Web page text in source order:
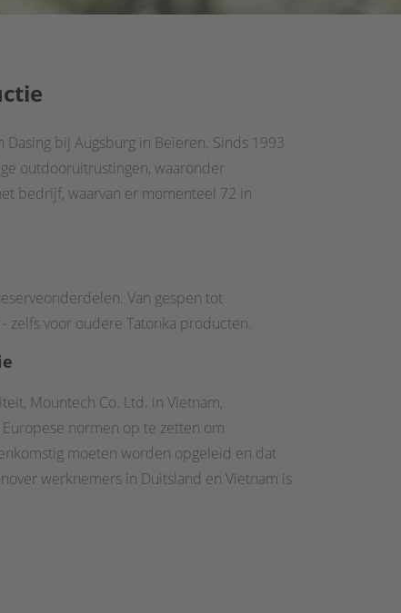
bij Augsburg in Beieren. Sinds 1993
outdooruitrustingen, waaronder
bedrijf, waarvan er momenteel 72 in
Van gespen tot
zelfs voor oudere Tatonka producten.
Mountech Co. Ltd. in Vietnam,
normen op te zetten om
moeten worden opgeleid en dat
werknemers in Duitsland en Vietnam is